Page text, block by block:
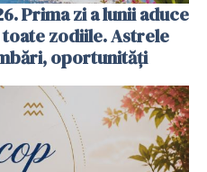
Prima zi a lunii aduce
zodiile. Astrele
oportunități